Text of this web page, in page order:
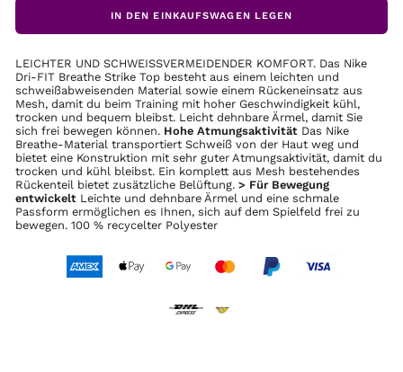
IN DEN EINKAUFSWAGEN LEGEN
LEICHTER UND SCHWEISSVERMEIDENDER KOMFORT. Das Nike
Dri-FIT Breathe Strike Top besteht aus einem leichten und
schweißabweisenden Material sowie einem Rückeneinsatz aus
Mesh, damit du beim Training mit hoher Geschwindigkeit kühl,
trocken und bequem bleibst. Leicht dehnbare Ärmel, damit Sie
sich frei bewegen können. Hohe Atmungsaktivität Das Nike
Breathe-Material transportiert Schweiß von der Haut weg und
bietet eine Konstruktion mit sehr guter Atmungsaktivität, damit du
trocken und kühl bleibst. Ein komplett aus Mesh bestehendes
Rückenteil bietet zusätzliche Belüftung. > Für Bewegung
entwickelt Leichte und dehnbare Ärmel und eine schmale
Passform ermöglichen es Ihnen, sich auf dem Spielfeld frei zu
bewegen. 100 % recycelter Polyester